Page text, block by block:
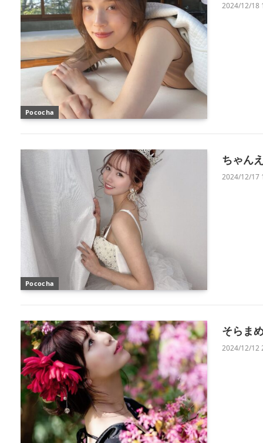
Pococha
2024/12/18
Pococha
ちゃん
2024/12/17
そらま
2024/12/12